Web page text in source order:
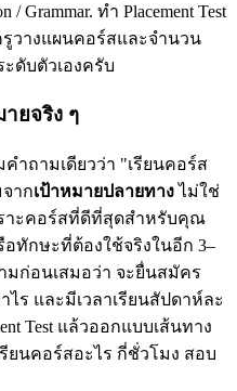
Grammar. ทำ Placement Test
วางแผนคอร์สและจำนวน
ดับตัวเองครับ
ายจริง ๆ
ำถามเดียวว่า "เรียนคอร์ส
ากเป้าหมายปลายทางไม่ใช่
าะคอร์สที่ดีที่สุดสำหรับคุณ
กษะที่ต้องใช้จริงในอีก 3–
มก่อนเสมอว่า จะยื่นสมัคร
ร และมีเวลาเรียนสัปดาห์ละ
Test แล้วออกแบบเส้นทาง
รียนคอร์สอะไร กี่ชั่วโมง สอบ